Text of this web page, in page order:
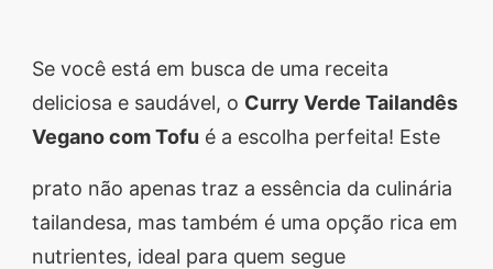
receitas rápidas e fáceis
que vão impressionar
todos ao seu redor.
refeições e inspire-se
agora mesmo!
Se você está em busca de uma receita
deliciosa e saudável, o Curry Verde Tailandês
Vegano com Tofu é a escolha perfeita! Este
prato não apenas traz a essência da culinária
tailandesa, mas também é uma opção rica em
nutrientes, ideal para quem segue